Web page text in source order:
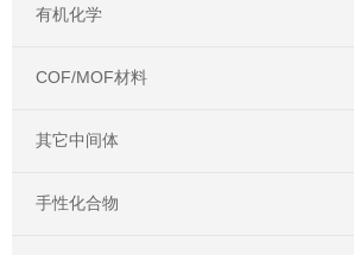
有机化学
COF/MOF材料
其它中间体
手性化合物